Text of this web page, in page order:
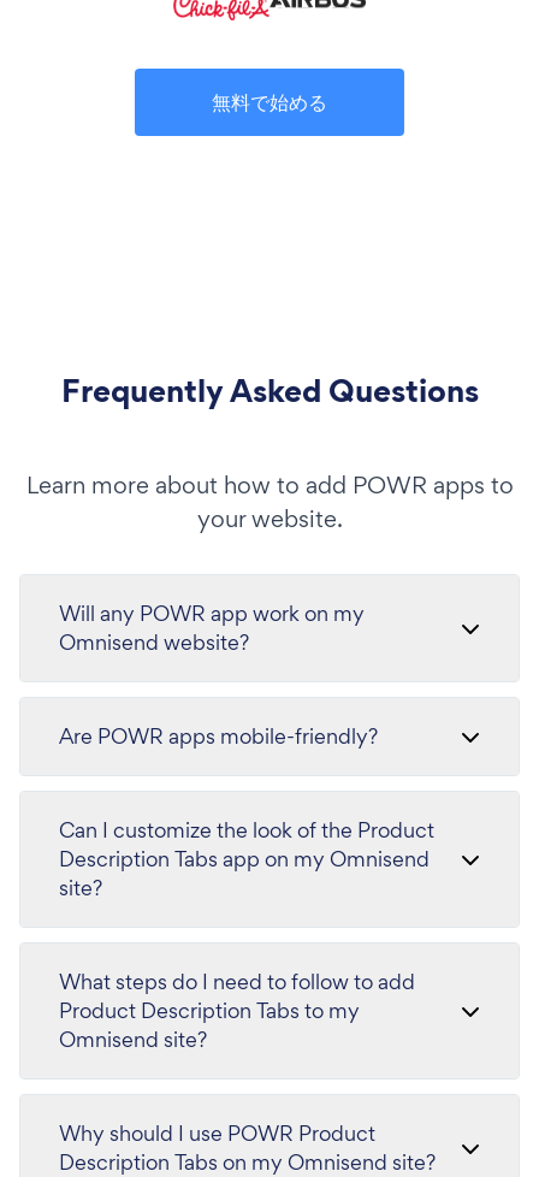
無料で始める
Frequently Asked Questions
Learn more about how to add POWR apps to
your website.
Will any POWR app work on my
Omnisend website?
Are POWR apps mobile-friendly?
Can I customize the look of the Product
Description Tabs app on my Omnisend
site?
What steps do I need to follow to add
Product Description Tabs to my
Omnisend site?
Why should I use POWR Product
Description Tabs on my Omnisend site?